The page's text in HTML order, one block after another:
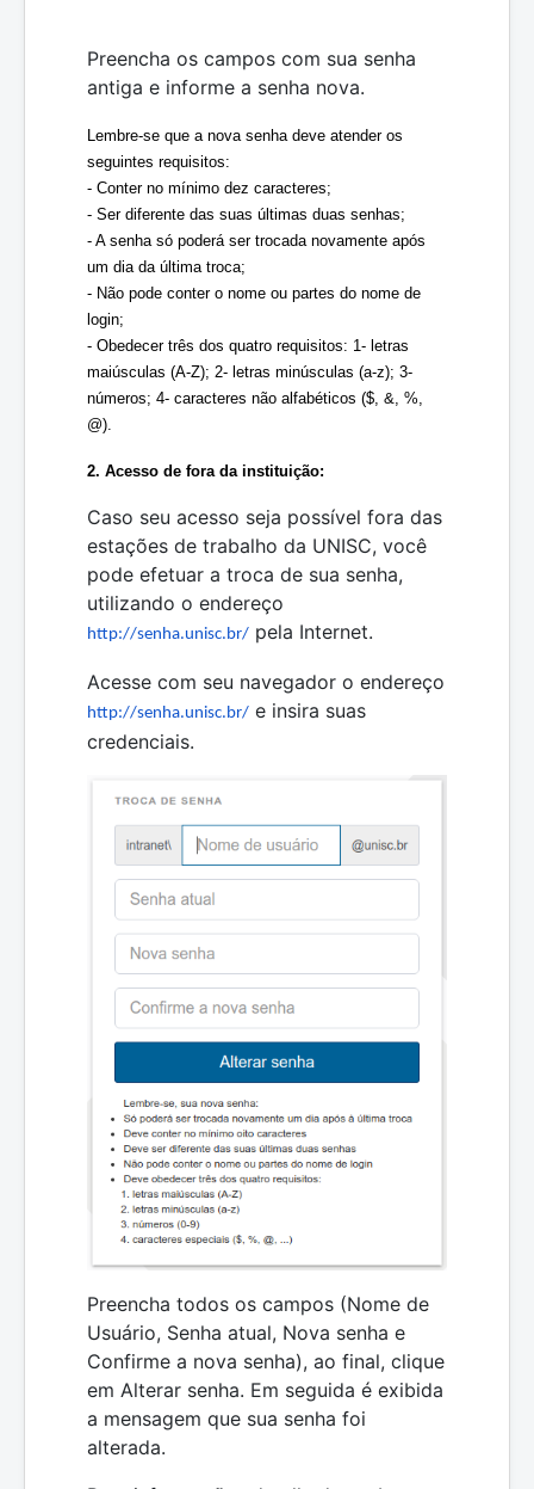
Preencha os campos com sua senha
antiga e informe a senha nova.
Lembre-se que a nova senha deve atender os
seguintes requisitos:
- Conter no mínimo dez caracteres;
- Ser diferente das suas últimas duas senhas;
- A senha só poderá ser trocada novamente após
um dia da última troca;
- Não pode conter o nome ou partes do nome de
login;
- Obedecer três dos quatro requisitos: 1- letras
maiúsculas (A-Z); 2- letras minúsculas (a-z); 3-
números; 4- caracteres não alfabéticos ($, &, %,
@).
2. Acesso de fora da instituição:
Caso seu acesso seja possível fora das
estações de trabalho da UNISC, você
pode efetuar a troca de sua senha,
utilizando o endereço
http://senha.unisc.br/ pela Internet.
Acesse com seu navegador o endereço
http://senha.unisc.br/ e insira suas
credenciais.
Preencha todos os campos (Nome de
Usuário, Senha atual, Nova senha e
Confirme a nova senha), ao final, clique
em Alterar senha. Em seguida é exibida
a mensagem que sua senha foi
alterada.